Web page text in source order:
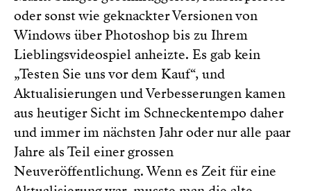
oder sonst wie geknackter Versionen von
Windows über Photoshop bis zu Ihrem
Lieblingsvideospiel anheizte. Es gab kein
„Testen Sie uns vor dem Kauf“, und
Aktualisierungen und Verbesserungen kamen
aus heutiger Sicht im Schneckentempo daher
und immer im nächsten Jahr oder nur alle paar
Jahre als Teil einer grossen
Neuveröffentlichung. Wenn es Zeit für eine